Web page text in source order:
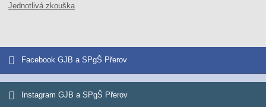
Jednotlivá zkouška
Facebook GJB a SPgŠ Přerov
Instagram GJB a SPgŠ Přerov